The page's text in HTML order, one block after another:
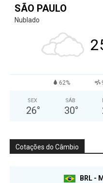
SÃO PAULO
Nublado
62%
SEX
26°
SÁB
30°
Cotações do Câmbio
BRL -